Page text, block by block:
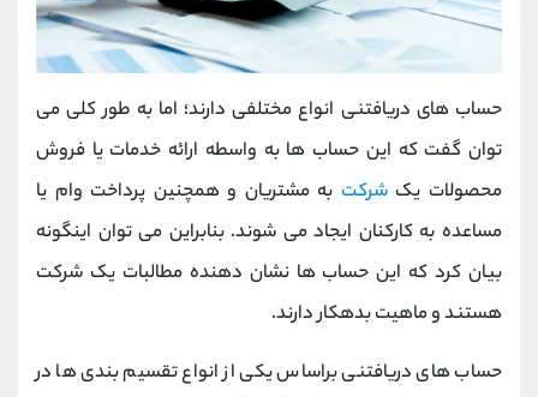
حساب های دریافتنی انواع مختلفی دارند؛ اما به طور کلی می
توان گفت که این حساب ها به واسطه ارائه خدمات یا فروش
محصولات یکشرکت به مشتریان و همچنین پرداخت وام یا
مساعده به کارکنان ایجاد می شوند. بنابراین می توان اینگونه
بیان کرد که این حساب ها نشان دهنده مطالبات یک شرکت
هستند و ماهیت بدهکار دارند.
حساب های دریافتنی براساس یکی از انواع تقسیم بندی ها در